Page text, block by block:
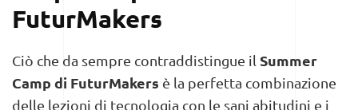
FuturMakers
Ciò che da sempre contraddistingue il Summer
Camp di FuturMakers è la perfetta combinazione
delle lezioni di tecnologia con le sani abitudini e i